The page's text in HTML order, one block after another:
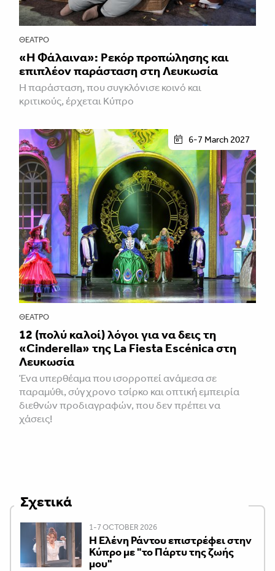
ΘΈΑΤΡΟ
«Η Φάλαινα»: Ρεκόρ προπώλησης και
επιπλέον παράσταση στη Λευκωσία
Η παράσταση, που συγκλόνισε κοινό και
κριτικούς, έρχεται Κύπρο
6-7 March 2027
ΘΈΑΤΡΟ
12 (πολύ καλοί) λόγοι για να δεις τη
«Cinderella» της La Fiesta Escénica στη
Λευκωσία
Ένα υπερθέαμα που ισορροπεί ανάμεσα σε
παραμύθι, σύγχρονο τσίρκο και οπτική εμπειρία
διεθνών προδιαγραφών, που δεν πρέπει να
χάσεις!
Σχετικά
1-7 OCTOBER 2026
H Ελένη Ράντου επιστρέφει στην
Κύπρο με "το Πάρτυ της ζωής
μου"